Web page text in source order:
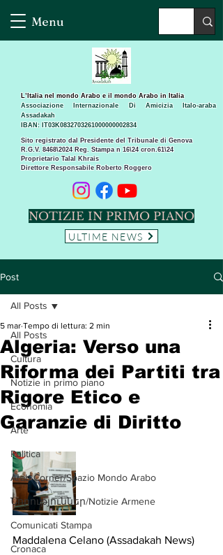
Menu
Sito registrato dal Presidente del Tribunale di Genova
R.G.V. 8468\2024 Reg. Stampa n 16\24 cron.61\24 ​
Proprietario Talal Khrais
Direttore Responsabile Roberto Roggero
L’Italia nel mondo Arabo e il mondo Arabo in Italia
Associazione Internazionale Di Amicizia Italo-araba
Assadakah
IBAN: IT03K0832703261000000002834
NOTIZIE IN PRIMO PIANO
ULTIME NEWS
Post
All Posts
Cultura
Notizie in primo piano
Economia
Arte
Politica
Arab Corner/Spazio Mondo Arabo
Նորություններ/Notizie Armene
Comunicati Stampa
Cronaca
All Posts
Algeria: Verso una
Riforma dei Partiti tra
Rigore Etico e
Garanzie di Diritto
5 mar Tempo di lettura: 2 min
Maddalena Celano (Assadakah News)